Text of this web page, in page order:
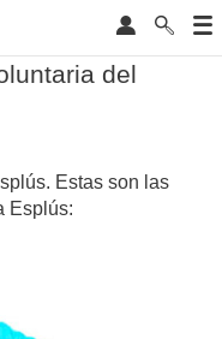
del
Estas son las
Esplús: